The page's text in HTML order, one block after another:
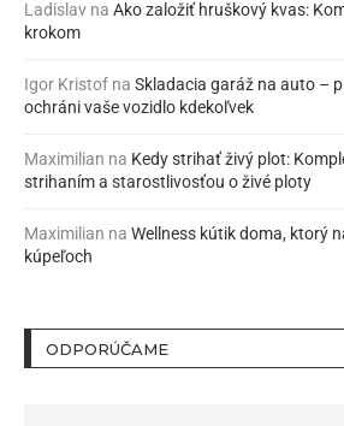
Ladislav na Ako založiť hruškový kvas:
krokom
Igor Kristof na Skladacia garáž na auto –
ochráni vaše vozidlo kdekoľvek
Maximilian na Kedy strihať živý plot:
strihaním a starostlivosťou o živé ploty
Maximilian na Wellness kútik doma, ktorý
kúpeľoch
ODPORÚČAME